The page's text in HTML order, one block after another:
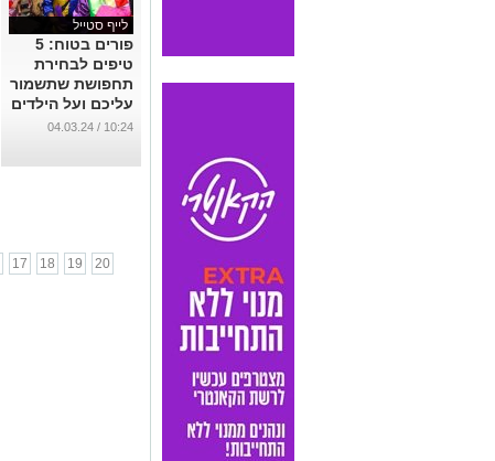
לייף סטייל
פורים בטוח: 5
טיפים לבחירת
תחפושת שתשמור
עליכם ועל הילדים
...
10:24 / 04.03.24
17 18 19
20